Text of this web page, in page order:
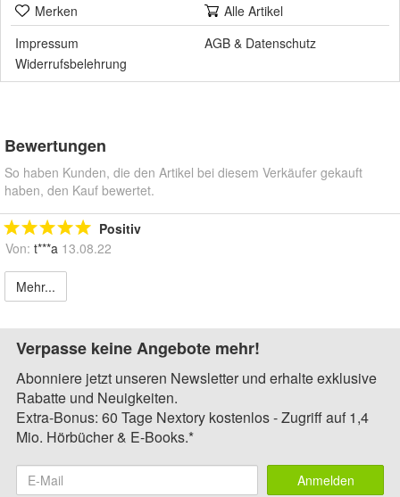
Merken
Alle Artikel
Impressum
AGB & Datenschutz
Widerrufsbelehrung
Bewertungen
So haben Kunden, die den Artikel bei diesem Verkäufer gekauft
haben, den Kauf bewertet.
Positiv
Von: t***a 13.08.22
Mehr...
Verpasse keine Angebote mehr!
Abonniere jetzt unseren Newsletter und erhalte exklusive
Rabatte und Neuigkeiten.
Extra-Bonus: 60 Tage Nextory kostenlos - Zugriff auf 1,4
Mio. Hörbücher & E-Books.*
Anmelden